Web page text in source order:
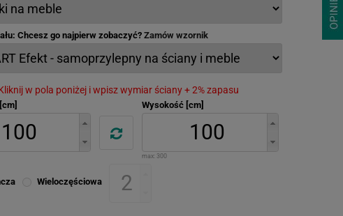
Chcesz go najpierw zobaczyć? Zamów wzornik
w pola poniżej i wpisz wymiar ściany + 2% zapasu
Wysokość [cm]
max: 300
Wieloczęściowa